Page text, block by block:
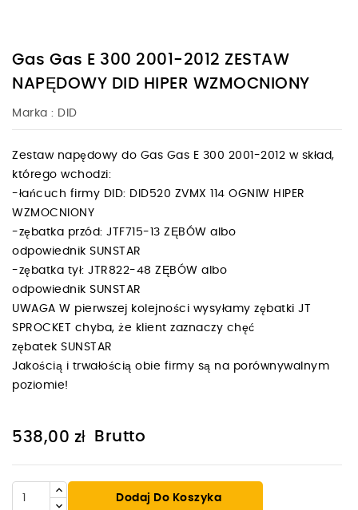
Gas Gas E 300 2001-2012 ZESTAW
NAPĘDOWY DID HIPER WZMOCNIONY
Marka : DID
Zestaw napędowy do Gas Gas E 300 2001-2012 w skład,
którego wchodzi:
-łańcuch firmy DID: DID520 ZVMX 114 OGNIW HIPER
WZMOCNIONY
-zębatka przód: JTF715-13 ZĘBÓW albo
odpowiednik SUNSTAR
-zębatka tył: JTR822-48 ZĘBÓW albo
odpowiednik SUNSTAR
UWAGA W pierwszej kolejności wysyłamy zębatki JT
SPROCKET chyba, że klient zaznaczy chęć
zębatek SUNSTAR
Jakością i trwałością obie firmy są na porównywalnym
poziomie!
538,00 zł Brutto
Dodaj Do Koszyka